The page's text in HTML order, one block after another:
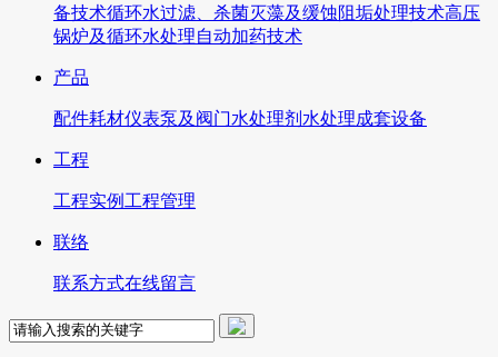
备技术循环水过滤、杀菌灭藻及缓蚀阻垢处理技术高压
锅炉及循环水处理自动加药技术
产品
配件耗材仪表泵及阀门水处理剂 水处理成套设备
工程
工程实例 工程管理
联络
联系方式在线留言